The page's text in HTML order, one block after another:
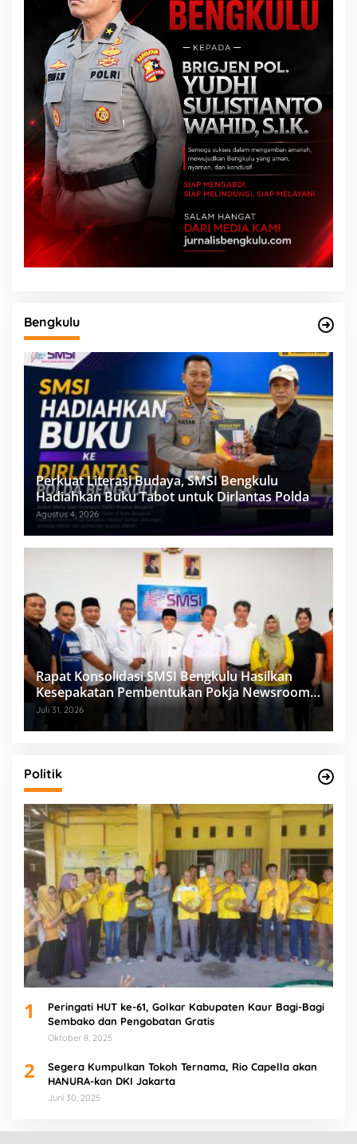
Bengkulu
Perkuat Literasi Budaya, SMSI Bengkulu
Hadiahkan Buku Tabot untuk Dirlantas Polda
Agustus 4, 2026
Rapat Konsolidasi SMSI Bengkulu Hasilkan
Kesepakatan Pembentukan Pokja Newsroom
Kolaboratif
Juli 31, 2026
Politik
1
Peringati HUT ke-61, Golkar Kabupaten Kaur Bagi-Bagi
Sembako dan Pengobatan Gratis
Oktober 8, 2025
2
Segera Kumpulkan Tokoh Ternama, Rio Capella akan
HANURA-kan DKI Jakarta
Juni 30, 2025